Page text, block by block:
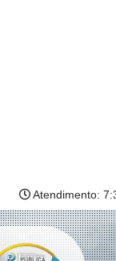
Atendimento: